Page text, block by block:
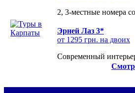
2, 3-местные номера
Эрней Лаз 3*
от 1295 грн. на двоих
Современный